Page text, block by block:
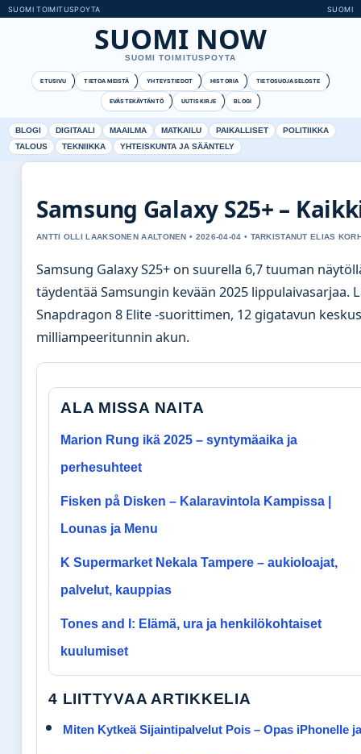
SUOMI TOIMITUSPOYTA SUOMI
SUOMI NOW
SUOMI TOIMITUSPOYTA
ETUSIVU TIETOA MEISTÄ YHTEYSTIEDOT HISTORIA TIETOSUOJASELOSTE
EVÄSTEKÄYTÄNTÖ UUTISKIRJE BLOGI
BLOGI DIGITAALI MAAILMA MATKAILU PAIKALLISET
POLITIIKKA
TALOUS
TEKNIIKKA YHTEISKUNTA JA SÄÄNTELY
Samsung Galaxy S25+ –
ANTTI OLLI LAAKSONEN AALTONEN • 2026-04-04 • TARKISTANUT ELIAS
Samsung Galaxy S25+ on suurella 6,7 tuuman
täydentää Samsungin kevään 2025 lippulaivasarjaa.
Snapdragon 8 Elite -suorittimen, 12 gigatavun
milliampeeritunnin akun.
ALA MISSA NAITA
Marion Rung ikä 2025 – syntymäaika ja
perhesuhteet
Fisken på Disken – Kalaravintola Kampissa |
Lounas ja Menu
K Supermarket Nekala Tampere – aukioloajat,
palvelut, kauppias
Tones and I: Elämä, ura ja henkilökohtaiset
kuulumiset
4 LIITTYVAA ARTIKKELIA
Miten Kytkeä Sijaintipalvelut Pois – Opas iPhonelle